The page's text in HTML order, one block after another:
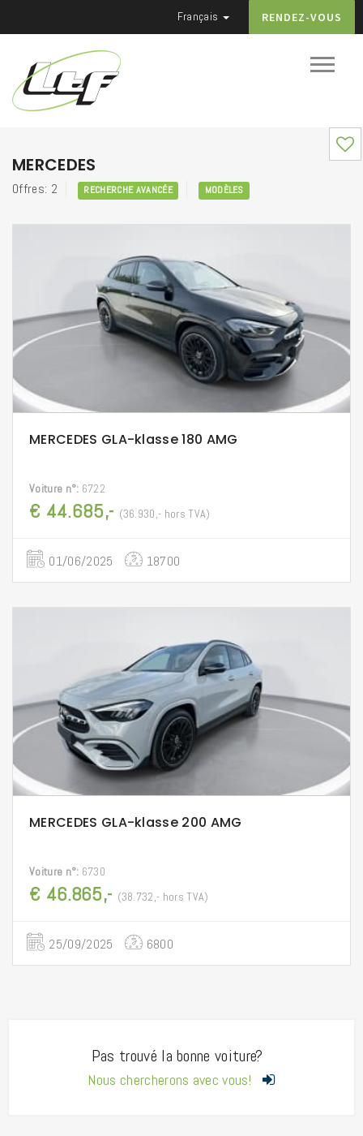
Français RENDEZ-VOUS
MERCEDES
Offres: 2 RECHERCHE AVANCÉE MODÈLES
MERCEDES GLA-klasse 180 AMG
Voiture n°: 6722
€ 44.685,- (36.930,- hors TVA)
01/06/2025 18700
MERCEDES GLA-klasse 200 AMG
Voiture n°: 6730
€ 46.865,- (38.732,- hors TVA)
25/09/2025 6800
Pas trouvé la bonne voiture?
Nous chercherons avec vous!